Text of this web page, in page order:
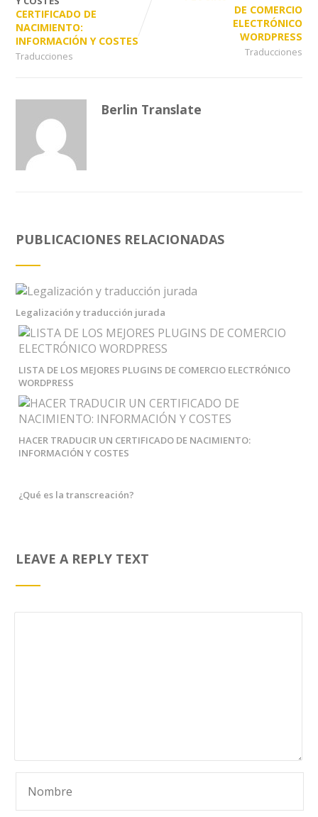
CERTIFICADO DE
NACIMIENTO:
INFORMACIÓN Y COSTES
Traducciones
DE COMERCIO
ELECTRÓNICO
WORDPRESS
Traducciones
Berlin Translate
PUBLICACIONES RELACIONADAS
Legalización y traducción jurada
LISTA DE LOS MEJORES PLUGINS DE COMERCIO ELECTRÓNICO
WORDPRESS
HACER TRADUCIR UN CERTIFICADO DE NACIMIENTO:
INFORMACIÓN Y COSTES
¿Qué es la transcreación?
LEAVE A REPLY TEXT